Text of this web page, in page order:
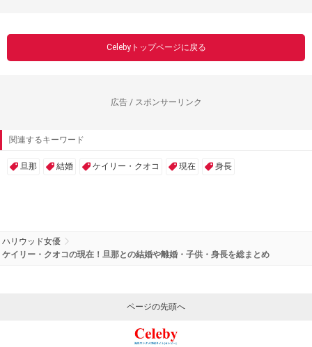
Celebyトップページに戻る
広告 / スポンサーリンク
関連するキーワード
旦那 結婚 ケイリー・クオコ 現在 身長
ハリウッド女優
ケイリー・クオコの現在！旦那との結婚や離婚・子供・身長を総まとめ
ページの先頭へ